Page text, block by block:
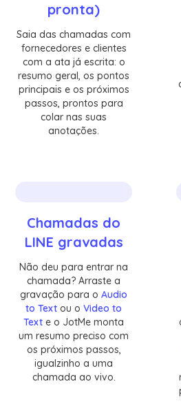
pronta)
Saia das chamadas com
fornecedores e clientes
com a ata já escrita: o
resumo geral, os pontos
principais e os próximos
passos, prontos para
colar nas suas
anotações.
Chamadas do
LINE gravadas
Não deu para entrar na
chamada? Arraste a
gravação para oAudio
to Text ou oVideo to
Text e o JotMe monta
um resumo preciso com
os próximos passos,
igualzinho a uma
chamada ao vivo.